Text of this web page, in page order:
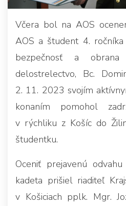
Včera bol na AOS
AOS a študent 4.
bezpečnosť a obrana
delostrelectvo, Bc.
2. 11. 2023 svojím
konaním pomohol
v rýchliku z Košíc do
študentku.
Oceniť prejavenú
kadeta prišiel riaditeľ
v Košiciach pplk. Mgr.